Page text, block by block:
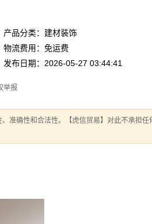
产品分类：建材装饰
物流费用：免运费
发布日期：2026-05-27 03:44:41
举报
准确性和合法性。【虎信贸易】对此不承担任